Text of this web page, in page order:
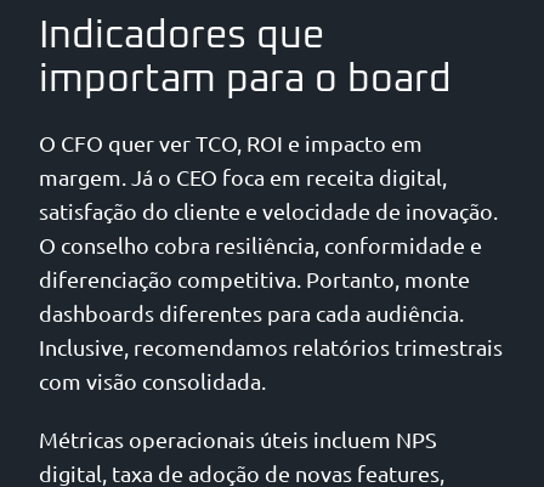
Indicadores que
importam para o board
O CFO quer ver TCO, ROI e impacto em
margem. Já o CEO foca em receita digital,
satisfação do cliente e velocidade de inovação.
O conselho cobra resiliência, conformidade e
diferenciação competitiva. Portanto, monte
dashboards diferentes para cada audiência.
Inclusive, recomendamos relatórios trimestrais
com visão consolidada.
Métricas operacionais úteis incluem NPS
digital, taxa de adoção de novas features,